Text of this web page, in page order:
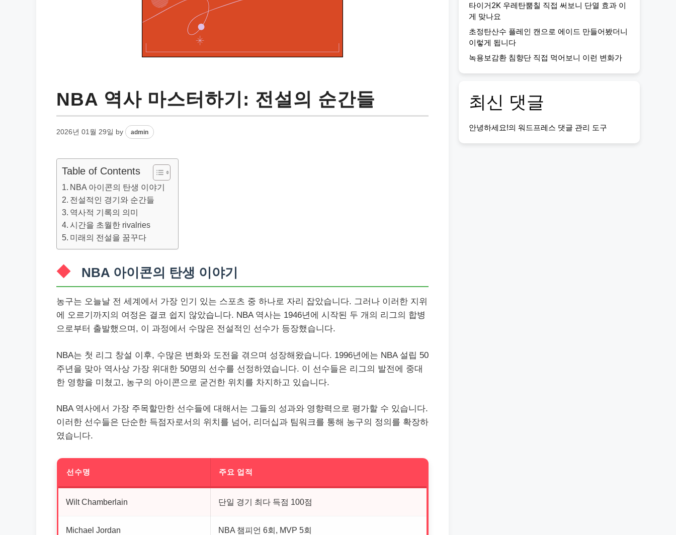
NBA 역사 마스터하기: 전설의 순간들
2026년 01월 29일 by admin
Table of Contents
NBA 아이콘의 탄생 이야기
전설적인 경기와 순간들
역사적 기록의 의미
시간을 초월한 rivalries
미래의 전설을 꿈꾸다
NBA 아이콘의 탄생 이야기
농구는 오늘날 전 세계에서 가장 인기 있는 스포츠 중 하나로 자리 잡았습니다. 그러나 이러한 지위
에 오르기까지의 여정은 결코 쉽지 않았습니다. NBA 역사는 1946년에 시작된 두 개의 리그의 합병
으로부터 출발했으며, 이 과정에서 수많은 전설적인 선수가 등장했습니다.
NBA는 첫 리그 창설 이후, 수많은 변화와 도전을 겪으며 성장해왔습니다. 1996년에는 NBA 설립 50
주년을 맞아 역사상 가장 위대한 50명의 선수를 선정하였습니다. 이 선수들은 리그의 발전에 중대
한 영향을 미쳤고, 농구의 아이콘으로 굳건한 위치를 차지하고 있습니다.
NBA 역사에서 가장 주목할만한 선수들에 대해서는 그들의 성과와 영향력으로 평가할 수 있습니다.
이러한 선수들은 단순한 득점자로서의 위치를 넘어, 리더십과 팀워크를 통해 농구의 정의를 확장하
였습니다.
선수명 주요 업적
Wilt Chamberlain 단일 경기 최다 득점 100점
Michael Jordan NBA 챔피언 6회, MVP 5회
타이거2K 우레탄뿜칠 직접 써보니 단열 효과 이
게 맞나요
초정탄산수 플레인 캔으로 에이드 만들어봤더니
이렇게 됩니다
녹용보감환 침향단 직접 먹어보니 이런 변화가
최신 댓글
안녕하세요!의 워드프레스 댓글 관리 도구